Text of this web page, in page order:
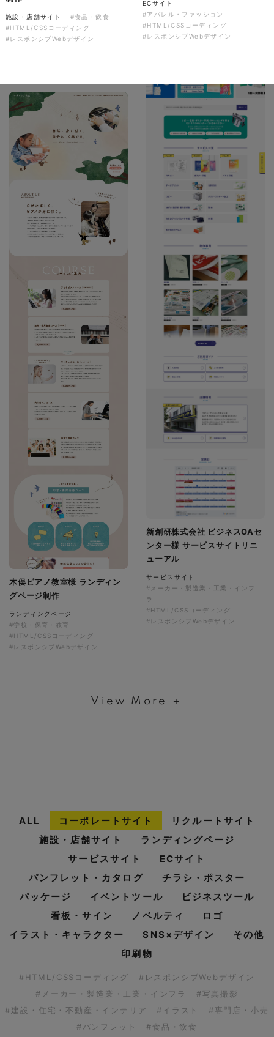
niwaaso様 マルチルーフチラ
シ
SNS×デザイン
#イラスト
#ノベルティ
新創研株式会社 ビジネスOAセ
ンター様 サービスサイトリニ
ューアル
サービスサイト
#メーカー・製造業・工業・インフ
ラ
#HTML/CSSコーディング
#レスポンシブWebデザイン
木俣ピアノ教室様 ランディン
グページ制作
ランディングページ
#学校・保育・教育
#HTML/CSSコーディング
#レスポンシブWebデザイン
View More ＋
施設・店舗サイト
#食品・飲食
#HTML/CSSコーディング
#レスポンシブWebデザイン
ECサイト
#アパレル・ファッション
#HTML/CSSコーディング
#レスポンシブWebデザイン
ALL コーポレートサイト
リクルートサイト
施設・店舗サイト
ランディングページ
サービスサイト
ECサイト
パンフレット・カタログ
チラシ・ポスター
パッケージ
イベントツール
ビジネスツール
看板・サイン
ノベルティ
ロゴ
イラスト・キャラクター
SNS×デザイン
その他
印刷物
#HTML/CSSコーディング
#レスポンシブWebデザイン
#メーカー・製造業・工業・インフラ
#写真撮影
#建設・住宅・不動産・インテリア
#イラスト
#専門店・小売
#パンフレット
#食品・飲食